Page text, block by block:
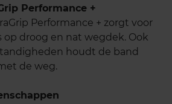
Performance +
Performance + zorgt voor
op droog en nat wegdek. Ook
houdt de band
de weg.